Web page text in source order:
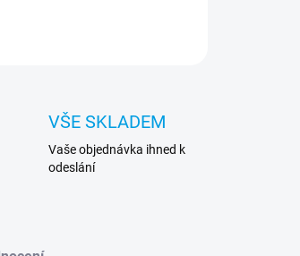
VŠE SKLADEM
Vaše objednávka ihned k
odeslání